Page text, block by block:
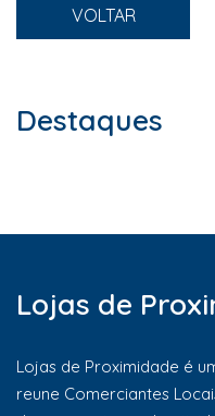
VOLTAR
Destaques
Lojas de
Lojas de Proximidade é
reune Comerciantes